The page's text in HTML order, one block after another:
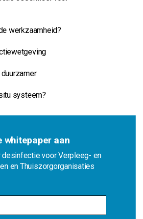
werkzaamheid?
systeem?
whitepaper aan
desinfectie voor Verpleeg- en
en Thuiszorgorganisaties